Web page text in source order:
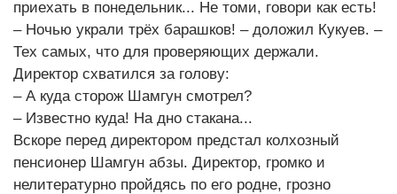
приехать в понедельник... Не томи, говори как есть!
– Ночью украли трёх барашков! – доложил Кукуев. –
Тех самых, что для проверяющих держали.
Директор схватился за голову:
– А куда сторож Шамгун смотрел?
– Известно куда! На дно стакана...
Вскоре перед директором предстал колхозный
пенсионер Шамгун абзы. Директор, громко и
нелитературно пройдясь по его родне, грозно